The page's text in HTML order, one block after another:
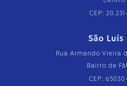
CEP:
São Luís
Rua Armando Vieira
Bairro de
CEP: